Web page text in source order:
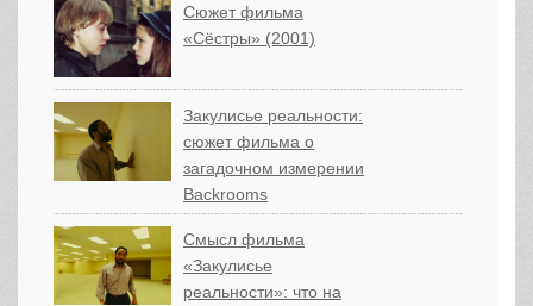
Сюжет фильма
«Сёстры» (2001)
Закулисье реальности:
сюжет фильма о
загадочном измерении
Backrooms
Смысл фильма
«Закулисье
реальности»: что на